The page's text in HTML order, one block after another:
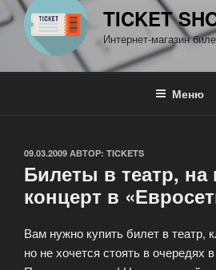
TICKET
Интернет-магазин
Меню
ОПУБЛИКОВАНО
09.03.2009 АВТОР: TICKETS
Билеты в театр, на
концерт в
Вам нужно купить билет в театр,
но не хочется стоять в очередях